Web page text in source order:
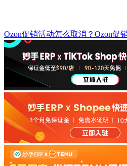
Ozon促销活动怎么取消？Ozon促